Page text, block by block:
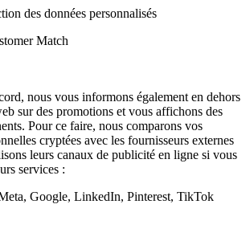
des données personnalisés
Match
nous vous informons également en dehors
sur des promotions et vous affichons des
Pour ce faire, nous comparons vos
cryptées avec les fournisseurs externes
leurs canaux de publicité en ligne si vous
services :
Google, LinkedIn, Pinterest, TikTok